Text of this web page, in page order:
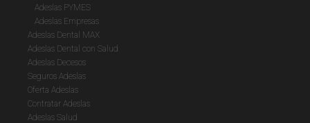
Adeslas PYMES
Adeslas Empresas
Adeslas Dental MAX
Adeslas Dental con Salud
Adeslas Decesos
Seguros Adeslas
Oferta Adeslas
Contratar Adeslas
Adeslas Salud